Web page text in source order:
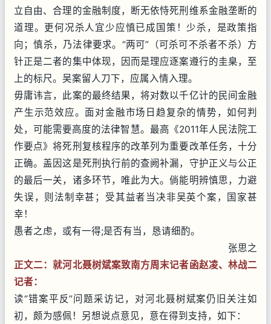
立自由、合理的金融制度，断无依恃死刑维系金融垄断的
道理。更何况杀人宜少应慎已成国策！少杀，是政策指
向；慎杀，乃法律要求。“两可”（可杀可不杀者不杀）方
针正是二者的集中体现，因而是理应逐案遵行的圭臬，至
上的标尺。吴案留人刀下，应属入情入理。
毋庸讳言，此案的最终结果，将对数以千亿计的民间金融
产生示范效应。面对金融市场日趋复杂的情势，如何判
处，可能需要高度的法律智慧。最高《2011年人民法院工
作要点》将死刑复核程序的改革列为重要改革任务，十分
正确。盖因这是死刑执行前的查阙补漏，守护正义与公正
的最后一关，诸多环节，唯此为大。倘能明辨慎思，力避
失误，则法制幸甚；受其益者当决非吴英个案，国家甚
幸！
愚者之虑，或有一得;是否有当，恳请细酌。
张思之
正文二：就河北聂树斌案致南方周末记者函赵凌、林战二
记者：
读“错案平反”问题采访记，对河北聂树斌案仍旧关注如
初，颇为感佩！另想说点意见，意在得到支持，如下：